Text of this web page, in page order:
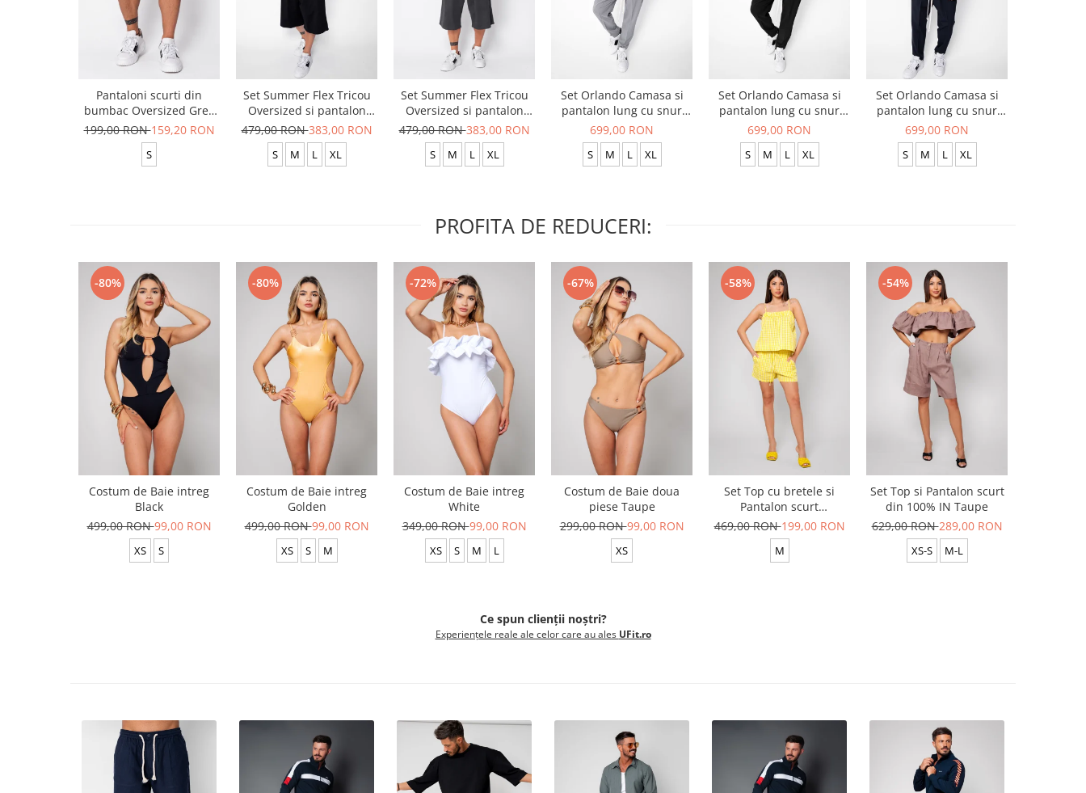
Pantaloni scurti din
bumbac Oversized Grey
Anthracite
199,00 RON159,20 RON
S
Set Summer Flex Tricou
Oversized si pantalon
scurt Baggy Black
479,00 RON383,00 RON
S M L XL
Set Summer Flex Tricou
Oversized si pantalon
scurt Baggy Grey
Anthracite
479,00 RON383,00 RON
S M L XL
Set Orlando Camasa si
pantalon lung cu snur
Premium Grey
699,00 RON
S M L XL
Set Orlando Camasa si
pantalon lung cu snur
Premium Black
699,00 RON
S M L XL
Set Orlando Camasa si
pantalon lung cu snur
Premium Navy
699,00 RON
S M L XL
PROFITA DE REDUCERI:
-80%
Costum de Baie intreg
Black
499,00 RON99,00 RON
XS S
-80%
Costum de Baie intreg
Golden
499,00 RON99,00 RON
XS S M
-72%
Costum de Baie intreg
White
349,00 RON99,00 RON
XS S M L
-67%
Costum de Baie doua
piese Taupe
299,00 RON99,00 RON
XS
-58%
Set Top cu bretele si
Pantalon scurt
Yellow/White
469,00 RON199,00 RON
M
-54%
Set Top si Pantalon scurt
din 100% IN Taupe
629,00 RON289,00 RON
XS-S M-L
Ce spun clienții noștri?
Experiențele reale ale celor care au ales UFit.ro